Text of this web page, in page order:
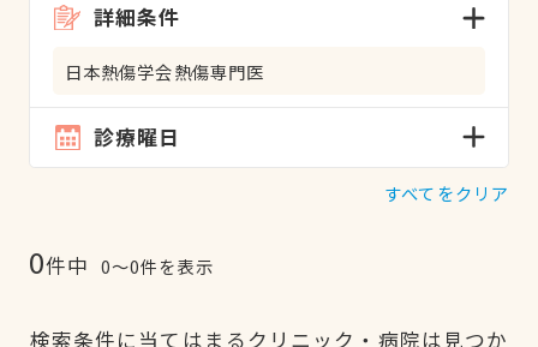
詳細条件
日本熱傷学会熱傷専門医
診療曜日
すべてをクリア
0件中 0〜0件を表示
検索条件に当てはまるクリニック・病院は見つか